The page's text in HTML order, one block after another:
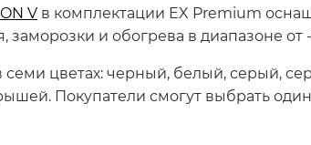
V в комплектации EX Premium
и обогрева в диапазоне от -
семи цветах: черный, белый, серый,
Покупатели смогут выбрать